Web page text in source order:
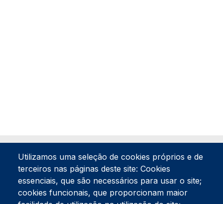
Utilizamos uma seleção de cookies próprios e de
terceiros nas páginas deste site: Cookies
essenciais, que são necessários para usar o site;
cookies funcionais, que proporcionam maior